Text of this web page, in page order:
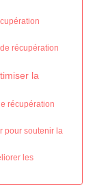
récupération
la
récupération
pour soutenir la
les